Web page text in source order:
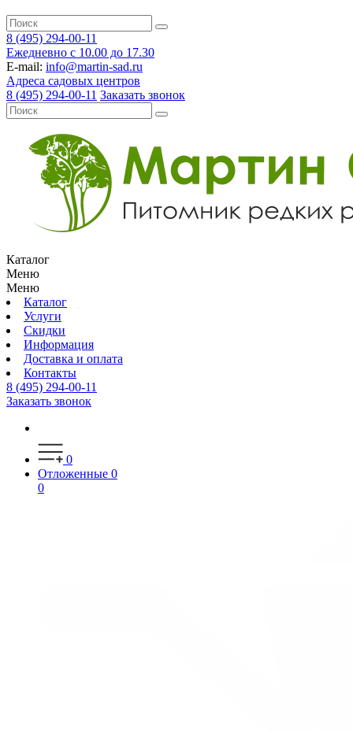
8 (495) 294-00-11
Ежедневно с 10.00 до 17.30
E-mail: info@martin-sad.ru
Адреса садовых центров
8 (495) 294-00-11 Заказать звонок
Каталог
Меню
Меню
Каталог
Услуги
Скидки
Информация
Доставка и оплата
Контакты
8 (495) 294-00-11
Заказать звонок
0
Отложенные 0
0